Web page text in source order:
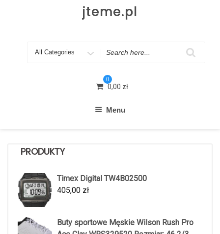
jteme.pl
Search
0
0,00 zł
Menu
PRODUKTY
Timex Digital TW4B02500
405,00 zł
Buty sportowe Męskie Wilson Rush Pro